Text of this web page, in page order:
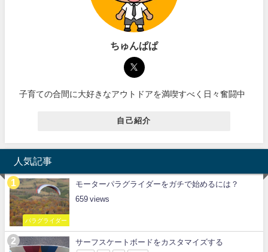
ちゅんぱぱ
子育ての合間に大好きなアウトドアを満喫すべく日々奮闘中
自己紹介
人気記事
パラグライダー
モーターパラグライダーをガチで始めるには？
659
サーフスケートボードをカスタマイズする